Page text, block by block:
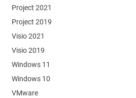
Project 2021
Project 2019
Visio 2021
Visio 2019
Windows 11
Windows 10
VMware